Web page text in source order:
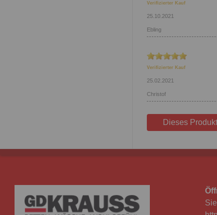
Verifizierter Kauf
Ebling
25.10.2021
Verifizierter Kauf
Christof
25.02.2021
Dieses